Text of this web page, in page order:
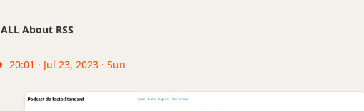
ALL About RSS
20:01 · Jul 23, 2023 · Sun